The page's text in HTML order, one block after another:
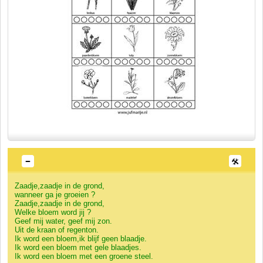
Zaadje,zaadje in de grond,
wanneer ga je groeien ?
Zaadje,zaadje in de grond,
Welke bloem word jij ?
Geef mij water, geef mij zon.
Uit de kraan of regenton.
Ik word een bloem,ik blijf geen blaadje.
Ik word een bloem met gele blaadjes.
Ik word een bloem met een groene steel.